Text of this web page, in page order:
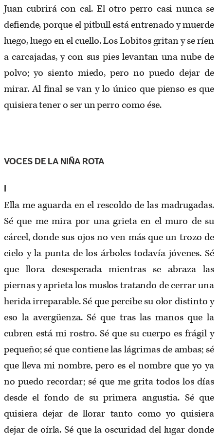
Juan cubrirá con cal. El otro perro casi nunca se
defiende, porque el pitbull está entrenado y muerde
luego, luego en el cuello. Los Lobitos gritan y se ríen
a carcajadas, y con sus pies levantan una nube de
polvo; yo siento miedo, pero no puedo dejar de
mirar. Al final se van y lo único que pienso es que
quisiera tener o ser un perro como ése.
VOCES DE LA NIÑA ROTA
Ella me aguarda en el rescoldo de las madrugadas.
Sé que me mira por una grieta en el muro de su
cárcel, donde sus ojos no ven más que un trozo de
cielo y la punta de los árboles todavía jóvenes. Sé
que llora desesperada mientras se abraza las
piernas y aprieta los muslos tratando de cerrar una
herida irreparable. Sé que percibe su olor distinto y
eso la avergüenza. Sé que tras las manos que la
cubren está mi rostro. Sé que su cuerpo es frágil y
pequeño; sé que contiene las lágrimas de ambas; sé
que lleva mi nombre, pero es el nombre que yo ya
no puedo recordar; sé que me grita todos los días
desde el fondo de su primera angustia. Sé que
quisiera dejar de llorar tanto como yo quisiera
dejar de oírla. Sé que la oscuridad del lugar donde